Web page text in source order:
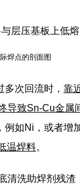
焊点的剖面图
次回流时， 靠
导致Sn-Cu金属
例如Ni，或者增
温焊料。
清洗助焊剂残